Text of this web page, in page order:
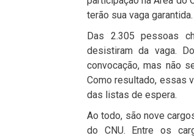
terão sua vaga garantida.
Das 2.305 pessoas
desistiram da vaga.
convocação, mas não
Como resultado, essas
das listas de espera.
Ao todo, são nove
do CNU. Entre os